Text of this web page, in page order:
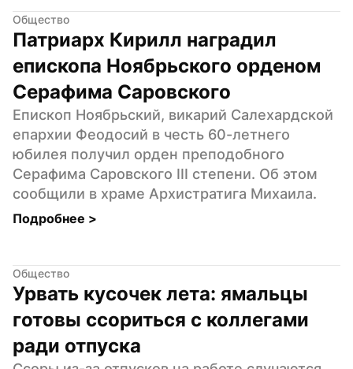
Общество
Патриарх Кирилл наградил
епископа Ноябрьского орденом
Серафима Саровского
Епископ Ноябрьский, викарий Салехардской
епархии Феодосий в честь 60-летнего
юбилея получил орден преподобного
Серафима Саровского III степени. Об этом
сообщили в храме Архистратига Михаила.
Подробнее >
Общество
Урвать кусочек лета: ямальцы
готовы ссориться с коллегами
ради отпуска